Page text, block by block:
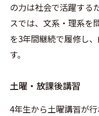
の力は社会で活躍する
スでは、文系・理系を
を3年間継続で履修し
す。
土曜・放課後講習
4年生から土曜講習が